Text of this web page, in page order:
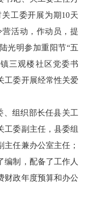
工委开展为期10天
营活动，作动员，提
光明参加重阳节“五
三观楼社区党委书
工委开展经常性关爱
、组织部长任县关工
工委副主任，县委组
任兼办公室主任；
编制，配备了工作人
财政年度预算和办公